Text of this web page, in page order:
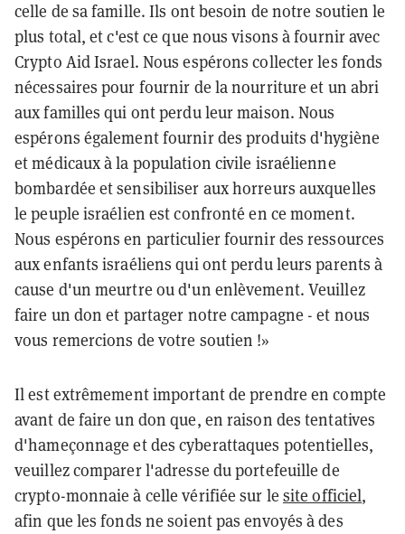
celle de sa famille. Ils ont besoin de notre soutien le
plus total, et c'est ce que nous visons à fournir avec
Crypto Aid Israel. Nous espérons collecter les fonds
nécessaires pour fournir de la nourriture et un abri
aux familles qui ont perdu leur maison. Nous
espérons également fournir des produits d'hygiène
et médicaux à la population civile israélienne
bombardée et sensibiliser aux horreurs auxquelles
le peuple israélien est confronté en ce moment.
Nous espérons en particulier fournir des ressources
aux enfants israéliens qui ont perdu leurs parents à
cause d'un meurtre ou d'un enlèvement. Veuillez
faire un don et partager notre campagne - et nous
vous remercions de votre soutien !»
Il est extrêmement important de prendre en compte
avant de faire un don que, en raison des tentatives
d'hameçonnage et des cyberattaques potentielles,
veuillez comparer l'adresse du portefeuille de
crypto-monnaie à celle vérifiée sur le site officiel,
afin que les fonds ne soient pas envoyés à des